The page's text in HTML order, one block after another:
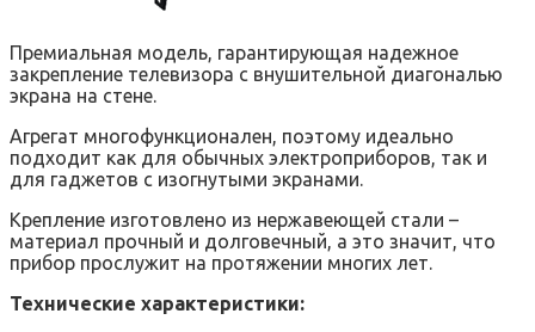
Премиальная модель, гарантирующая надежное
закрепление телевизора с внушительной диагональю
экрана на стене.
Агрегат многофункционален, поэтому идеально
подходит как для обычных электроприборов, так и
для гаджетов с изогнутыми экранами.
Крепление изготовлено из нержавеющей стали –
материал прочный и долговечный, а это значит, что
прибор прослужит на протяжении многих лет.
Технические характеристики: